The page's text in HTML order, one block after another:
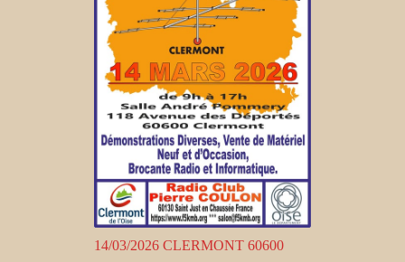
14/03/2026 CLERMONT 60600